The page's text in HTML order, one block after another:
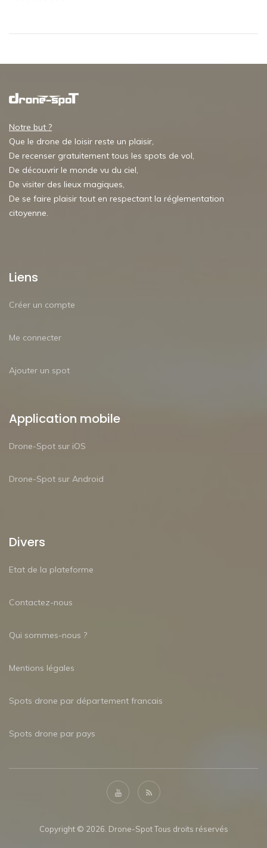
Notre but ?
Que le drone de loisir reste un plaisir,
De recenser gratuitement tous les spots de vol,
De découvrir le monde vu du ciel,
De visiter des lieux magiques,
De se faire plaisir tout en respectant la réglementation
citoyenne.
Liens
Créer un compte
Me connecter
Ajouter un spot
Application mobile
Drone-Spot sur iOS
Drone-Spot sur Android
Divers
Etat de la plateforme
Contactez-nous
Qui sommes-nous ?
Mentions légales
Spots drone par département francais
Spots drone par pays
Copyright © 2026. Drone-Spot Tous droits réservés